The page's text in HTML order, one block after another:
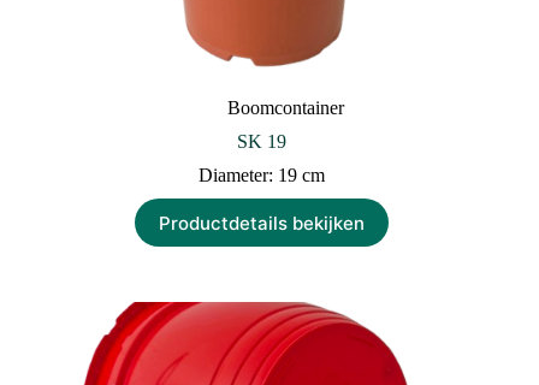
Boomcontainer
SK 19
Diameter: 19 cm
Productdetails bekijken